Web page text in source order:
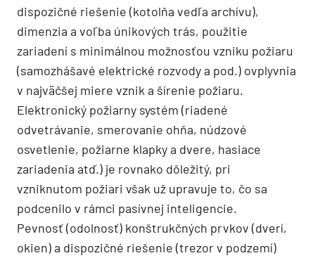
dispozičné riešenie (kotolňa vedľa archívu),
dimenzia a voľba únikových trás, použitie
zariadení s minimálnou možnosťou vzniku požiaru
(samozhášavé elektrické rozvody a pod.) ovplyvnia
v najväčšej miere vznik a šírenie požiaru.
Elektronický požiarny systém (riadené
odvetrávanie, smerovanie ohňa, núdzové
osvetlenie, požiarne klapky a dvere, hasiace
zariadenia atď.) je rovnako dôležitý, pri
vzniknutom požiari však už upravuje to, čo sa
podcenilo v rámci pasívnej inteligencie.
Pevnosť (odolnosť) konštrukčných prvkov (dverí,
okien) a dispozičné riešenie (trezor v podzemí)